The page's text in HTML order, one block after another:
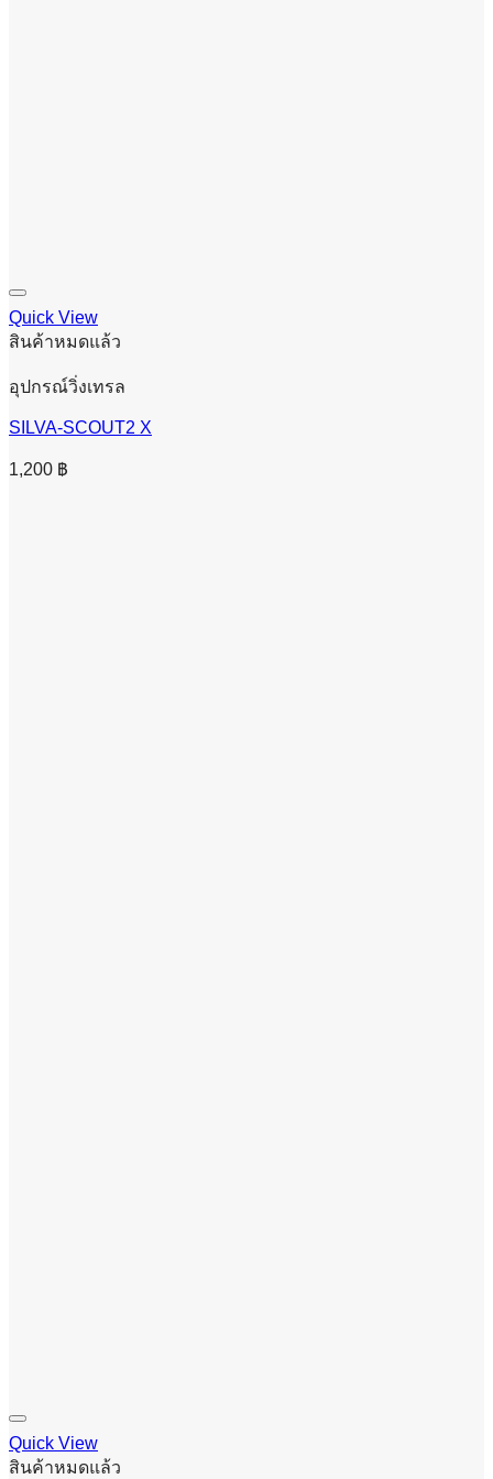
Quick View
สินค้าหมดแล้ว
อุปกรณ์วิ่งเทรล
SILVA-SCOUT2 X
1,200 ฿
Quick View
สินค้าหมดแล้ว